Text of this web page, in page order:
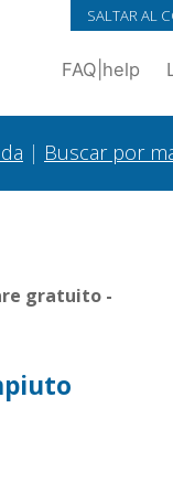
SALTAR AL
FAQ help
| Buscar por
gratuito -